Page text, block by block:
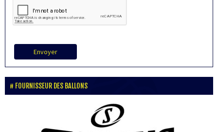
Envoyer
FOURNISSEUR DES BALLONS